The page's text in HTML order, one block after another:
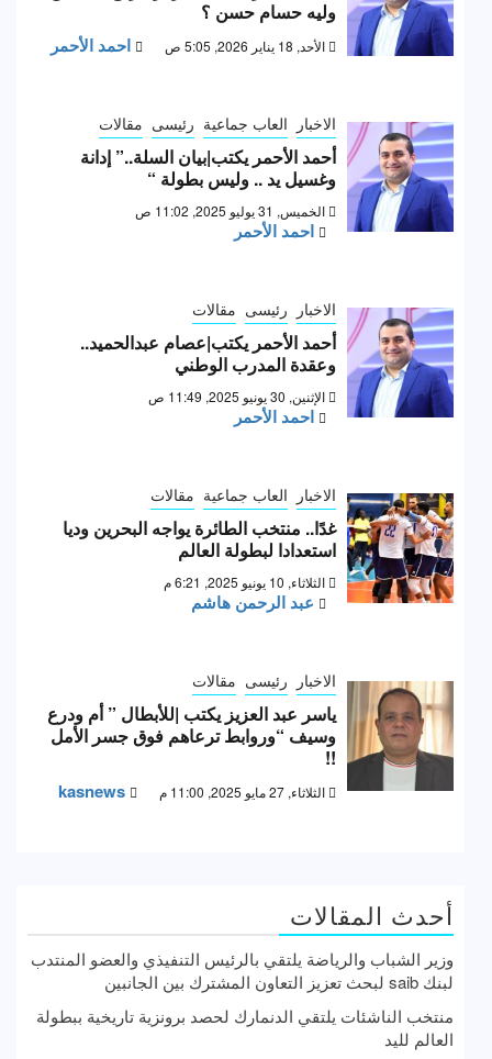
وليه حسام حسن ؟
الأحد, 18 يناير 2026, 5:05 ص احمد الأحمر
الاخبار العاب جماعية رئيسى مقالات
أحمد الأحمر يكتب|بيان السلة..” إدانة
وغسيل يد .. وليس بطولة “
الخميس, 31 يوليو 2025, 11:02 ص
احمد الأحمر
الاخبار رئيسى مقالات
أحمد الأحمر يكتب|عصام عبدالحميد..
وعقدة المدرب الوطني
الإثنين, 30 يونيو 2025, 11:49 ص
احمد الأحمر
الاخبار العاب جماعية مقالات
غدًا.. منتخب الطائرة يواجه البحرين وديا
استعدادا لبطولة العالم
الثلاثاء, 10 يونيو 2025, 6:21 م
عبد الرحمن هاشم
الاخبار رئيسى مقالات
ياسر عبد العزيز يكتب |للأبطال ” أم ودرع
وسيف “وروابط ترعاهم فوق جسر الأمل
!!
الثلاثاء, 27 مايو 2025, 11:00 م kasnews
أحدث المقالات
وزير الشباب والرياضة يلتقي بالرئيس التنفيذي والعضو المنتدب
لبنك saib لبحث تعزيز التعاون المشترك بين الجانبين
منتخب الناشئات يلتقي الدنمارك لحصد برونزية تاريخية ببطولة
العالم لليد